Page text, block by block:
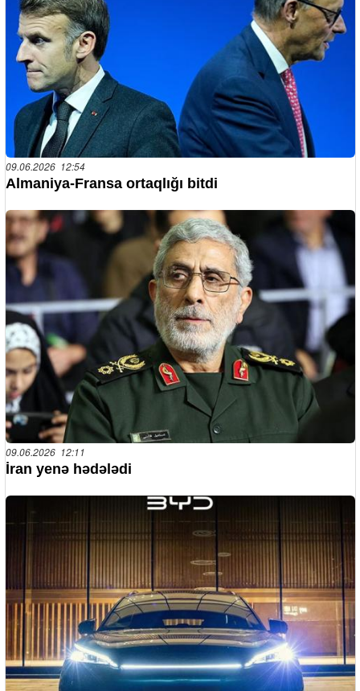
09.06.2026 12:54
Almaniya-Fransa ortaqlığı bitdi
09.06.2026 12:11
İran yenə hədələdi